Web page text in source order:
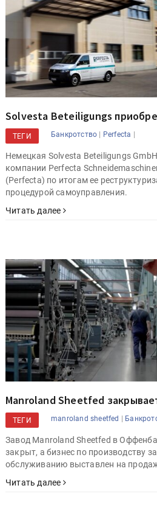
Solvesta Beteiligungs
ТЕГИ Банкротство | Perfecta |
Немецкая Solvesta Beteiligungs
компании Perfecta
(Perfecta) по итогам ее
процедурой самоуправления.
Читать далее
Manroland Sheetfed
ТЕГИ manroland sheetfed |
Завод Manroland Sheetfed в
закрыт, а бизнес по производству
обслуживанию выставлен на
Читать далее